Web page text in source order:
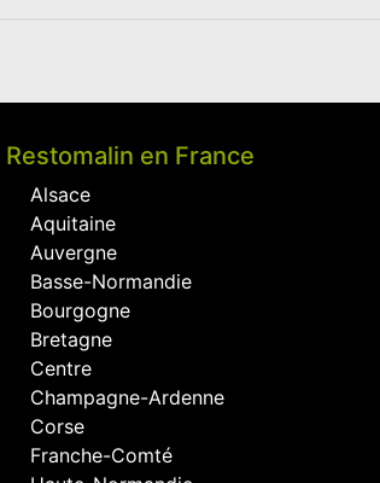
Restomalin en France
Alsace
Aquitaine
Auvergne
Basse-Normandie
Bourgogne
Bretagne
Centre
Champagne-Ardenne
Corse
Franche-Comté